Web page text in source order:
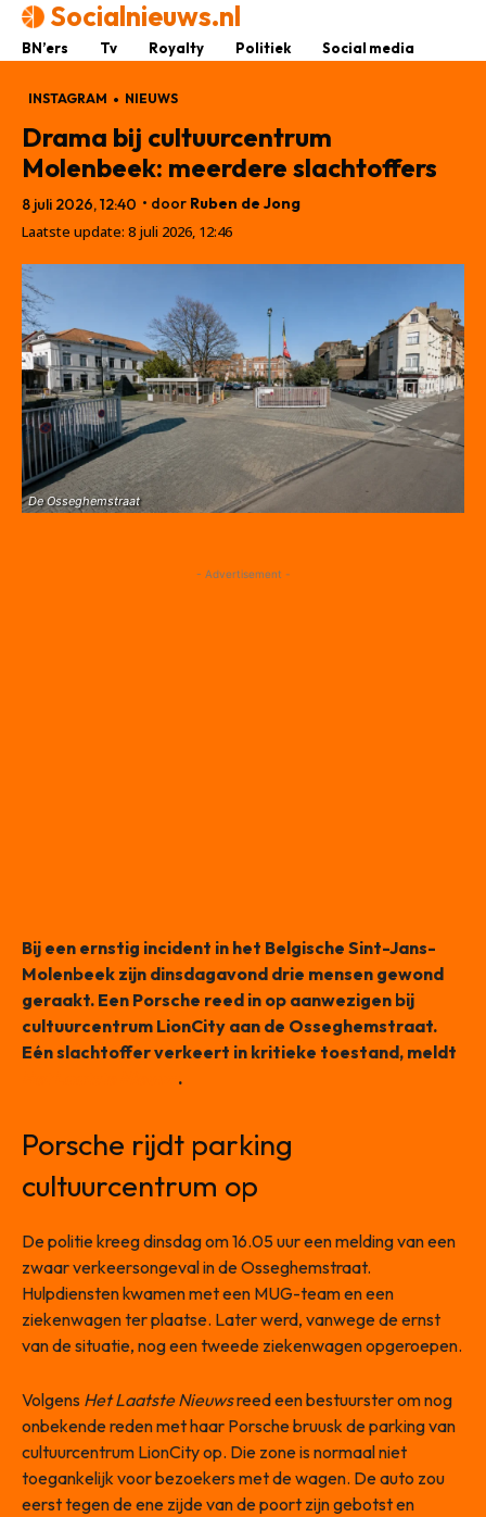
Socialnieuws.nl
BN’ers Tv Royalty Politiek Social media
INSTAGRAM NIEUWS
Drama bij cultuurcentrum
Molenbeek: meerdere slachtoffers
8 juli 2026, 12:40 • door Ruben de Jong
Laatste update: 8 juli 2026, 12:46
De Osseghemstraat
- Advertisement -
Bij een ernstig incident in het Belgische Sint-Jans-
Molenbeek zijn dinsdagavond drie mensen gewond
geraakt. Een Porsche reed in op aanwezigen bij
cultuurcentrum LionCity aan de Osseghemstraat.
Eén slachtoffer verkeert in kritieke toestand, meldt
.
Porsche rijdt parking
cultuurcentrum op
De politie kreeg dinsdag om 16.05 uur een melding van een
zwaar verkeersongeval in de Osseghemstraat.
Hulpdiensten kwamen met een MUG-team en een
ziekenwagen ter plaatse. Later werd, vanwege de ernst
van de situatie, nog een tweede ziekenwagen opgeroepen.
Volgens Het Laatste Nieuwsreed een bestuurster om nog
onbekende reden met haar Porsche bruusk de parking van
cultuurcentrum LionCity op. Die zone is normaal niet
toegankelijk voor bezoekers met de wagen. De auto zou
eerst tegen de ene zijde van de poort zijn gebotst en